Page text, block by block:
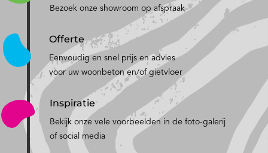
Bezoek onze showroom op afspraak
Offerte
Eenvoudig en snel prijs en advies
voor uw woonbeton en/of gietvloer
Inspiratie
Bekijk onze vele voorbeelden in de foto-galerij
of social media